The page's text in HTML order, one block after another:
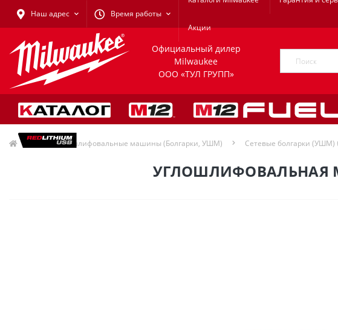
Наш адрес Время работы
Акции
Официальный дилер
Milwaukee
ООО «ТУЛ ГРУПП»
Угловые шлифовальные машины (Болгарки, УШМ) Сетевые болгарки (УШМ)
УГЛОШЛИФОВАЛЬНАЯ